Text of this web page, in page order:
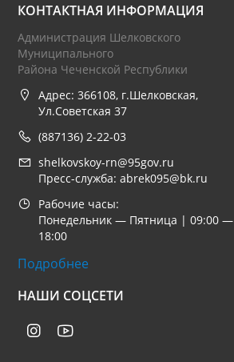
КОНТАКТНАЯ ИНФОРМАЦИЯ
Администрация Шелковского
Муниципального
Района Чеченской Республики
Адрес: 366108, г.Шелковская,
Ул.Советская 37
(887136) 2-22-03
shelkovskoy-rn@95gov.ru
Пресс-служба: abrek095@bk.ru
Рабочие часы:
Понедельник — Пятница | 09:00 —
18:00
Подробнее
НАШИ СОЦСЕТИ